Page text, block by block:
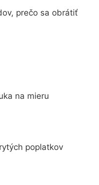
prečo sa obrátiť
na mieru
poplatkov